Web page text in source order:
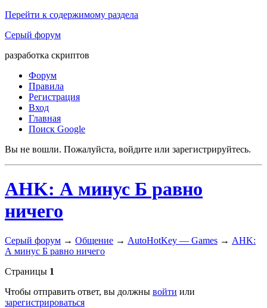
Перейти к содержимому раздела
Серый форум
разработка скриптов
Форум
Правила
Регистрация
Вход
Главная
Поиск Google
Вы не вошли. Пожалуйста, войдите или зарегистрируйтесь.
AHK: А минус Б равно
ничего
Серый форум → Общение → AutoHotKey — Games → AHK:
А минус Б равно ничего
Страницы 1
Чтобы отправить ответ, вы должны войти или
зарегистрироваться